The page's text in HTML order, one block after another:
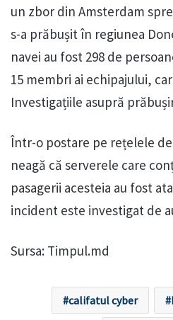
un zbor din Amsterdam
s-a prăbușit în regiunea
navei au fost 298 de
15 membri ai echipajului,
Investigațiile asupră
Într-o postare pe rețelele
neagă că serverele care
pasagerii acesteia au fost
incident este investigat de
Sursa: Timpul.md
califatul cyber